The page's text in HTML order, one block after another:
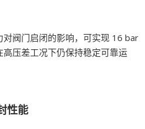
对阀门启闭的影响，可实现 16 bar
高压差工况下仍保持稳定可靠运
性能